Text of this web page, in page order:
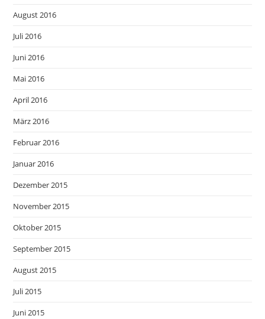
August 2016
Juli 2016
Juni 2016
Mai 2016
April 2016
März 2016
Februar 2016
Januar 2016
Dezember 2015
November 2015
Oktober 2015
September 2015
August 2015
Juli 2015
Juni 2015